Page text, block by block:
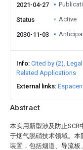
Abstract
本实用新型涉及防止
于烟气脱硝技术领域。本
装置，包括烟道、导流
2021-04-27
Status Active
2030-11-03
Info Cited by (2)
Related Applications
External links